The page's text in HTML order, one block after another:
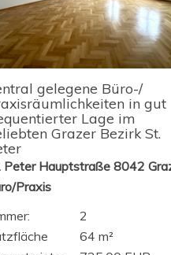
gelegene Büro-/
in gut
Lage im
Grazer Bezirk St.
Peter Hauptstraße 8042
Praxis
2
64 m²